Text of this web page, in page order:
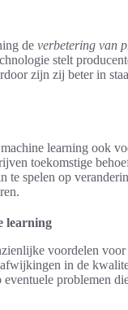
de verbetering van
stelt
zijn zij beter in
learning ook
toekomstige
te spelen op
learning
voordelen
in de
problemen